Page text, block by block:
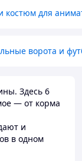
костюм для
ворота и
Здесь 6
— от корма
и
в одном